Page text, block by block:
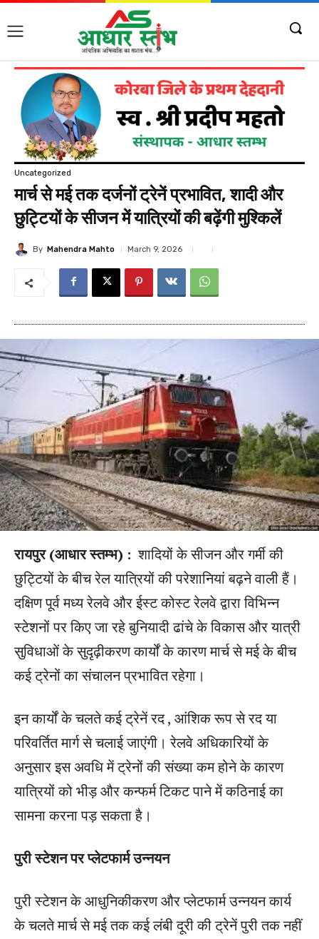
Uncategorized
मार्च से मई तक दर्जनों ट्रेनें प्रभावित, शादी और
छुट्टियों के सीजन में यात्रियों की बढ़ेंगी मुश्किलें
By Mahendra Mahto March 9, 2026
रायपुर (आधार स्तम्भ) : शादियों के सीजन और गर्मी की
छुट्टियों के बीच रेल यात्रियों की परेशानियां बढ़ने वाली हैं।
दक्षिण पूर्व मध्य रेलवे और ईस्ट कोस्ट रेलवे द्वारा विभिन्न
स्टेशनों पर किए जा रहे बुनियादी ढांचे के विकास और यात्री
सुविधाओं के सुदृढ़ीकरण कार्यों के कारण मार्च से मई के बीच
कई ट्रेनों का संचालन प्रभावित रहेगा।
इन कार्यों के चलते कई ट्रेनें रद , आंशिक रूप से रद या
परिवर्तित मार्ग से चलाई जाएंगी। रेलवे अधिकारियों के
अनुसार इस अवधि में ट्रेनों की संख्या कम होने के कारण
यात्रियों को भीड़ और कन्फर्म टिकट पाने में कठिनाई का
सामना करना पड़ सकता है।
पुरी स्टेशन पर प्लेटफार्म उन्नयन
पुरी स्टेशन के आधुनिकीकरण और प्लेटफार्म उन्नयन कार्य
के चलते मार्च से मई तक कई लंबी दूरी की ट्रेनें पुरी तक नहीं